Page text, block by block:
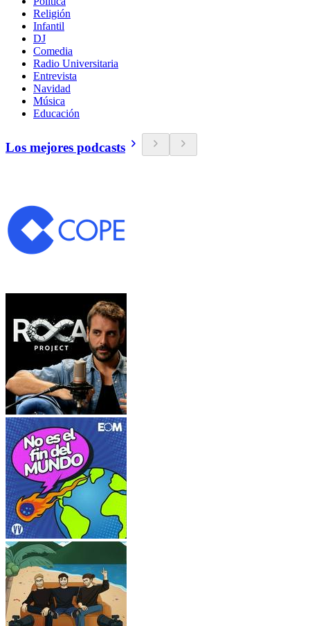
Religión
Infantil
DJ
Comedia
Radio Universitaria
Entrevista
Navidad
Música
Educación
Los mejores podcasts